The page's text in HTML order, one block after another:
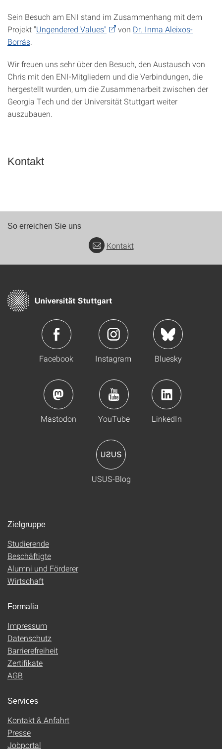
Sein Besuch am ENI stand im Zusammenhang mit dem
Projekt "Ungendered Values" von Dr. Inma Aleixos-
Borrás
Wir freuen uns sehr über den Besuch, den Austausch von
Chris mit den ENI-Mitgliedern und die Verbindungen, die
hergestellt wurden, um die Zusammenarbeit zwischen der
Georgia Tech und der Universität Stuttgart weiter
auszubauen.
Kontakt
So erreichen Sie uns
Kontakt
Facebook Instagram Bluesky
Mastodon YouTube LinkedIn
USUS-Blog
Zielgruppe
Studierende
Beschäftigte
Alumni und Förderer
Wirtschaft
Formalia
Impressum
Datenschutz
Barrierefreiheit
Zertifikate
AGB
Services
Kontakt & Anfahrt
Presse
Jobportal